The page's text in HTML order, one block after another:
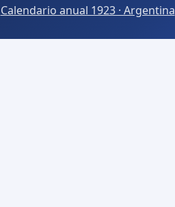
Calendario anual 1923 · Argentina